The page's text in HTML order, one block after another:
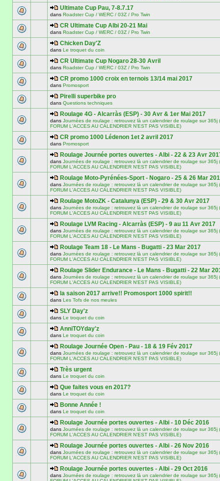
Ultimate Cup Pau, 7-8.7.17
dans Roadster Cup / WERC / 03Z / Pro Twin
CR Ultimate Cup Albi 20-21 Mai
dans Roadster Cup / WERC / 03Z / Pro Twin
Chicken Day'Z
dans Le troquet du coin
CR Ultimate Cup Nogaro 28-30 Avril
dans Roadster Cup / WERC / 03Z / Pro Twin
CR promo 1000 croix en ternois 13/14 mai 2017
dans Promosport
Pirelli superbike pro
dans Questions techniques
Roulage 4G - Alcarràs (ESP) - 30 Avr & 1er Mai 2017
dans Journées de roulage : retrouvez là un calendrier de roulage sur 365j
FORUM L'ACCES AU CALENDRIER N'EST PAS VISIBLE)
CR promo 1000 Lédenon 1et 2 avril 2017
dans Promosport
Roulage Journée portes ouvertes - Albi - 22 & 23 Avr
dans Journées de roulage : retrouvez là un calendrier de roulage sur 365j
FORUM L'ACCES AU CALENDRIER N'EST PAS VISIBLE)
Roulage Moto-Pyrénées-Sport - Nogaro - 25 & 26 Mar
dans Journées de roulage : retrouvez là un calendrier de roulage sur 365j
FORUM L'ACCES AU CALENDRIER N'EST PAS VISIBLE)
Roulage MotoZK - Catalunya (ESP) - 29 & 30 Avr 2017
dans Journées de roulage : retrouvez là un calendrier de roulage sur 365j
FORUM L'ACCES AU CALENDRIER N'EST PAS VISIBLE)
Roulage LVM Racing - Alcarràs (ESP) - 9 au 11 Avr 2017
dans Journées de roulage : retrouvez là un calendrier de roulage sur 365j
FORUM L'ACCES AU CALENDRIER N'EST PAS VISIBLE)
Roulage Team 18 - Le Mans - Bugatti - 23 Mar 2017
dans Journées de roulage : retrouvez là un calendrier de roulage sur 365j
FORUM L'ACCES AU CALENDRIER N'EST PAS VISIBLE)
Roulage Slider Endurance - Le Mans - Bugatti - 22 Mar
dans Journées de roulage : retrouvez là un calendrier de roulage sur 365j
FORUM L'ACCES AU CALENDRIER N'EST PAS VISIBLE)
la saison 2017 arrive!! Promosport 1000 spirit!!
dans Les Tofs de nos meules
SLY Day'z
dans Le troquet du coin
AnniTOYday'z
dans Le troquet du coin
Roulage Journée Open - Pau - 18 & 19 Fév 2017
dans Journées de roulage : retrouvez là un calendrier de roulage sur 365j
FORUM L'ACCES AU CALENDRIER N'EST PAS VISIBLE)
Très urgent
dans Le troquet du coin
Que faites vous en 2017?
dans Le troquet du coin
Bonne Année !
dans Le troquet du coin
Roulage Journée portes ouvertes - Albi - 10 Déc 2016
dans Journées de roulage : retrouvez là un calendrier de roulage sur 365j
FORUM L'ACCES AU CALENDRIER N'EST PAS VISIBLE)
Roulage Journée portes ouvertes - Albi - 26 Nov 2016
dans Journées de roulage : retrouvez là un calendrier de roulage sur 365j
FORUM L'ACCES AU CALENDRIER N'EST PAS VISIBLE)
Roulage Journée portes ouvertes - Albi - 29 Oct 2016
dans Journées de roulage : retrouvez là un calendrier de roulage sur 365j